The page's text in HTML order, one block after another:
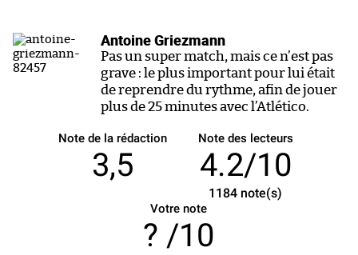
Antoine Griezmann
Pas un super match, mais ce n’est pas
grave : le plus important pour lui était
de reprendre du rythme, afin de jouer
plus de 25 minutes avec l’Atlético.
Note de la rédaction
3,5
Note des lecteurs
4.2/10
1184 note(s)
Votre note
/10